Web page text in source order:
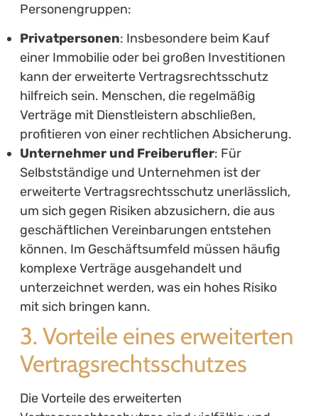
Personengruppen:
Privatpersonen: Insbesondere beim Kauf
einer Immobilie oder bei großen Investitionen
kann der erweiterte Vertragsrechtsschutz
hilfreich sein. Menschen, die regelmäßig
Verträge mit Dienstleistern abschließen,
profitieren von einer rechtlichen Absicherung.
Unternehmer und Freiberufler: Für
Selbstständige und Unternehmen ist der
erweiterte Vertragsrechtsschutz unerlässlich,
um sich gegen Risiken abzusichern, die aus
geschäftlichen Vereinbarungen entstehen
können. Im Geschäftsumfeld müssen häufig
komplexe Verträge ausgehandelt und
unterzeichnet werden, was ein hohes Risiko
mit sich bringen kann.
3. Vorteile eines erweiterten
Vertragsrechtsschutzes
Die Vorteile des erweiterten